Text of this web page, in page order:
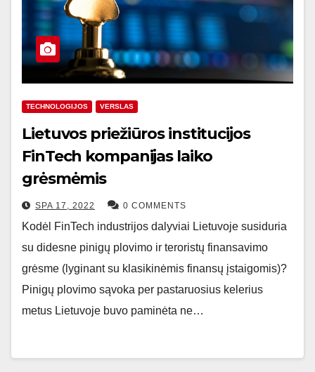
TECHNOLOGIJOS VERSLAS
Lietuvos priežiūros institucijos
FinTech kompanijas laiko
grėsmėmis
SPA 17, 2022 0 COMMENTS
Kodėl FinTech industrijos dalyviai Lietuvoje susiduria
su didesne pinigų plovimo ir teroristų finansavimo
grėsme (lyginant su klasikinėmis finansų įstaigomis)?
Pinigų plovimo sąvoka per pastaruosius kelerius
metus Lietuvoje buvo paminėta ne…